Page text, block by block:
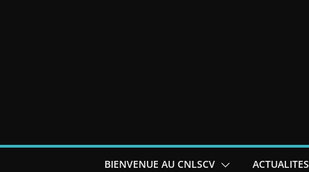
BIENVENUE AU CNLSCV ACTUALITES